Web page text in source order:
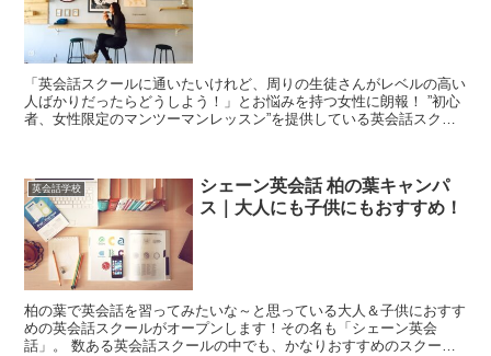
「英会話スクールに通いたいけれど、周りの生徒さんがレベルの高い
人ばかりだったらどうしよう！」とお悩みを持つ女性に朗報！ ”初心
者、女性限定のマンツーマンレッスン”を提供している英会話スクー
英会話学校
シェーン英会話 柏の葉キャンパ
ス｜大人にも子供にもおすすめ！
柏の葉で英会話を習ってみたいな～と思っている大人＆子供におすす
めの英会話スクールがオープンします！その名も「シェーン英会
話」。 数ある英会話スクールの中でも、かなりおすすめのスクール